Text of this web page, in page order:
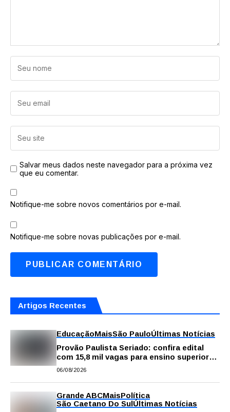
Salvar meus dados neste navegador para a próxima vez
que eu comentar.
Notifique-me sobre novos comentários por e-mail.
Notifique-me sobre novas publicações por e-mail.
Artigos Recentes
EducaçãoMaisSão PauloÚltimas Notícias
Provão Paulista Seriado: confira edital
com 15,8 mil vagas para ensino superior
público
06/08/2026
Grande ABCMaisPolítica
São Caetano Do SulÚltimas Notícias